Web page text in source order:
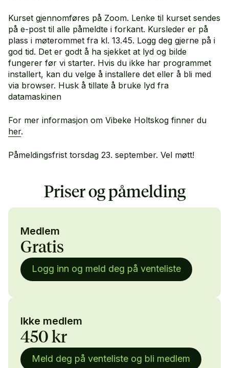
Kurset gjennomføres på Zoom. Lenke til kurset sendes
på e-post til alle påmeldte i forkant. Kursleder er på
plass i møterommet fra kl. 13.45. Logg deg gjerne på i
god tid. Det er godt å ha sjekket at lyd og bilde
fungerer før vi starter. Hvis du ikke har programmet
installert, kan du velge å installere det eller å bli med
via browser. Husk å tillate å bruke lyd fra
datamaskinen
For mer informasjon om Vibeke Holtskog finner du
her.
Påmeldingsfrist torsdag 23. september. Vel møtt!
Priser og påmelding
Medlem
Gratis
Logg inn og meld deg på venteliste
Ikke medlem
450 kr
Meld deg på venteliste og bli medlem